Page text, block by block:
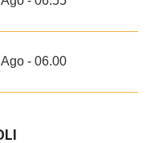
- 06.00